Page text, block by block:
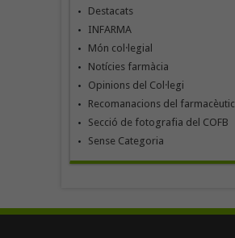
Destacats
INFARMA
Món col·legial
Notícies farmàcia
Opinions del Col·legi
Recomanacions del farmacèutic
Secció de fotografia del COFB
Sense Categoria